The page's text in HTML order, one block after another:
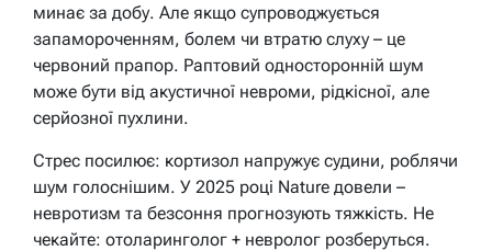
минає за добу. Але якщо супроводжується
запамороченням, болем чи втратю слуху – це
червоний прапор. Раптовий односторонній шум
може бути від акустичної невроми, рідкісної, але
серйозної пухлини.
Стрес посилює: кортизол напружує судини, роблячи
шум голоснішим. У 2025 році Nature довели –
невротизм та безсоння прогнозують тяжкість. Не
чекайте: отоларинголог + невролог розберуться.